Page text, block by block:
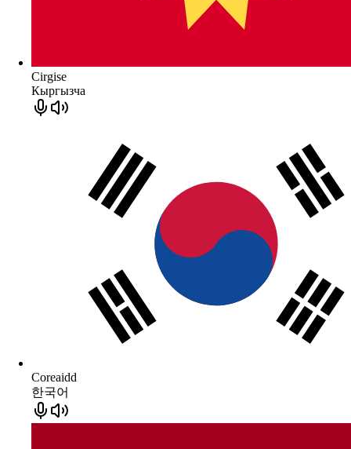
Cirgise
Кыргызча
Coreaidd
한국어